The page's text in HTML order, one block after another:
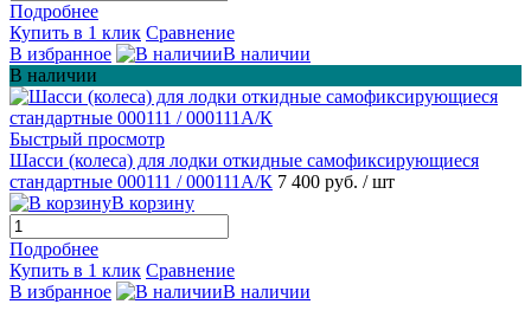
Подробнее
Купить в 1 клик Сравнение
В избранное
В наличии
В наличии
Быстрый просмотр
Шасси (колеса) для лодки откидные самофиксирующиеся
стандартные 000111 / 000111A/К 7 400 руб. / шт
В корзину
Подробнее
Купить в 1 клик Сравнение
В избранное
В наличии